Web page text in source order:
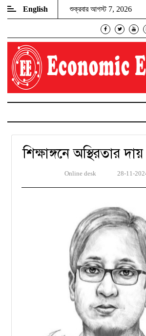
English শুক্রবার আগস্ট 7, 2026
শিক্ষাঙ্গনে অস্থিরতার
Online desk 28-11-